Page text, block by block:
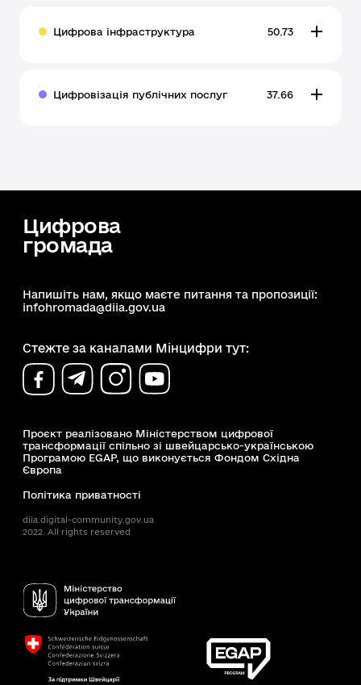
Цифрова інфраструктура 50.73
Цифровізація публічних послуг 37.66
Цифрова
громада
Напишіть нам, якщо маєте питання та пропозиції:
infohromada@diia.gov.ua
Стежте за каналами Мінцифри тут:
Проєкт реалізовано Міністерством цифрової
трансформації спільно зі швейцарсько-українською
Програмою EGAP, що виконується Фондом Східна
Європа
Політика приватності
diia.digital-community.gov.ua
2022. All rights reserved